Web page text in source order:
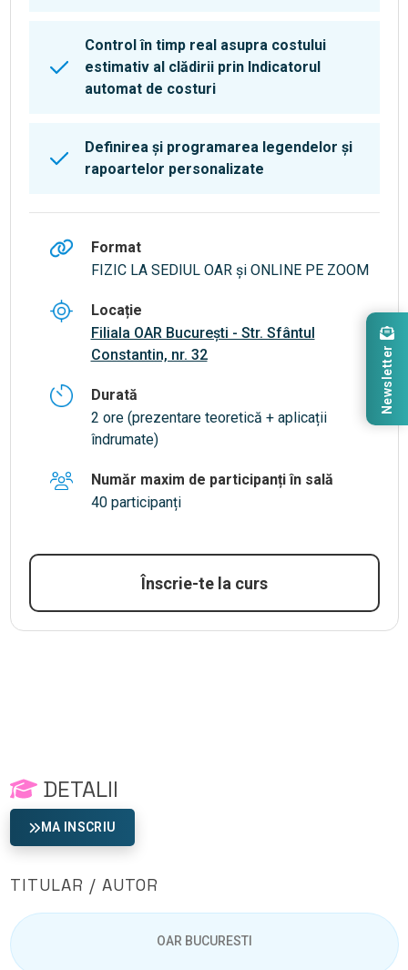
Control în timp real asupra costului
estimativ al clădirii prin Indicatorul
automat de costuri
Definirea și programarea legendelor și
rapoartelor personalizate
Format
FIZIC LA SEDIUL OAR și ONLINE PE ZOOM
Locație
Filiala OAR București - Str. Sfântul
Constantin, nr. 32
Durată
2 ore (prezentare teoretică + aplicații
îndrumate)
Număr maxim de participanți în sală
40 participanți
Înscrie-te la curs
DETALII
MA INSCRIU
TITULAR / AUTOR
OAR BUCURESTI
Newsletter